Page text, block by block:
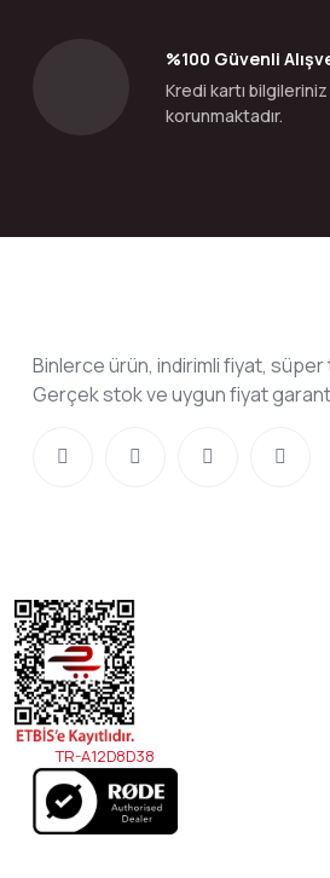
Ürün fiyatı diğer sitelerden daha pahalı.
Bu ürüne benzer farklı alternatifler
%100 Güvenli
Kredi kartı
korunmaktadır.
Binlerce ürün, indirimli fiyat,
Gerçek stok ve uygun fiyat
TR-A12D8D38